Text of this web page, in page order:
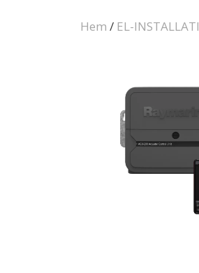
Hem / EL-